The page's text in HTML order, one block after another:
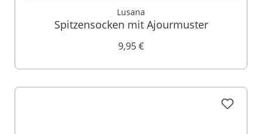
Lusana
Spitzensocken mit Ajourmuster
9,95 €